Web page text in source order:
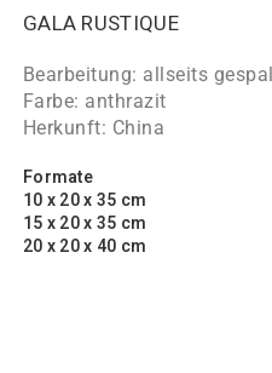
GALA RUSTIQUE
Bearbeitung: allseits
Farbe: anthrazit
Herkunft: China
Formate
10 x 20 x 35 cm
15 x 20 x 35 cm
20 x 20 x 40 cm